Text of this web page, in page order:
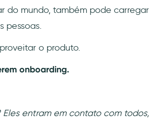
do mundo, também pode carregar
pessoas.
o produto.
onboarding.
entram em contato com